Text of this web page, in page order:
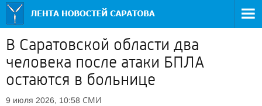
В Саратовской области два
человека после атаки БПЛА
остаются в больнице
9 июля 2026, 10:58 СМИ